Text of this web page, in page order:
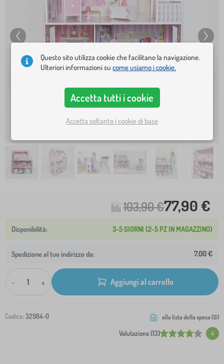
103,90 €77,90 €
3-5 GIORNI (2-5 PZ IN MAGAZZINO)
Spedizione al tuo indirizzo da: 7,00 €
- + Aggiungi al carrello
Codice: 32984-0
Valutazione (13) 4
alla lista della spesa (0)
Questo sito utilizza cookie che facilitano la navigazione.
Ulteriori informazioni sucome usiamo i cookie.
Accetta tutti i cookie
Accetta soltanto i cookie di base